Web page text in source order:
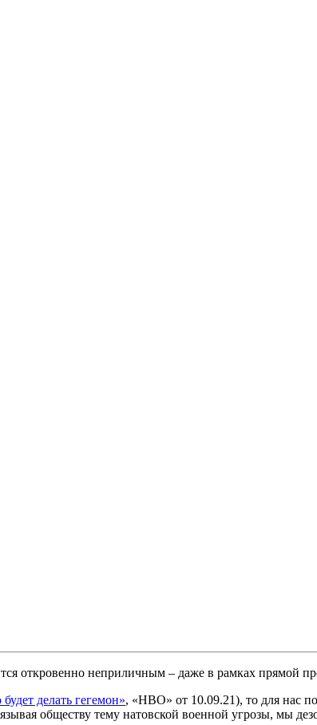
откровенно неприличным – даже в рамках прямой
будет делать гегемон», «НВО» от 10.09.21), то для нас
обществу тему натовской военной угрозы, мы